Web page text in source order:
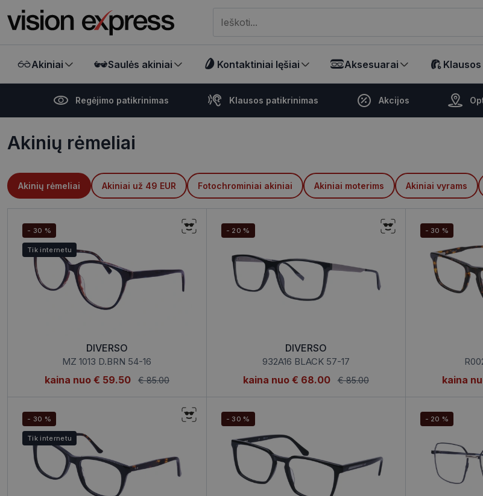
Meklēt visā veikalā
Akiniai Saulės akiniai Kontaktiniai lęšiai Aksesuarai
Regėjimo patikrinimas Klausos patikrinimas Akcijos
Akinių rėmeliai
Akinių rėmeliai Akiniai už 49 EUR Fotochrominiai akiniai Akiniai moterims Akiniai vyrams
- 30 %
Tik internetu
DIVERSO
MZ 1013 D.BRN 54-16
kaina nuo€ 59.50 € 85.00
- 20 %
DIVERSO
932A16 BLACK 57-17
kaina nuo€ 68.00 € 85.00
- 30 %
kaina
- 30 %
Tik internetu
- 30 % - 20 %